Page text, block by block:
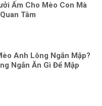
Ấm Cho Mèo Con Mà
Tâm
Anh Lông Ngắn Mập?
Ngắn Ăn Gì Để Mập